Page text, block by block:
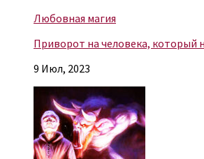
Любовная магия
Приворот на человека, который
9 Июл, 2023